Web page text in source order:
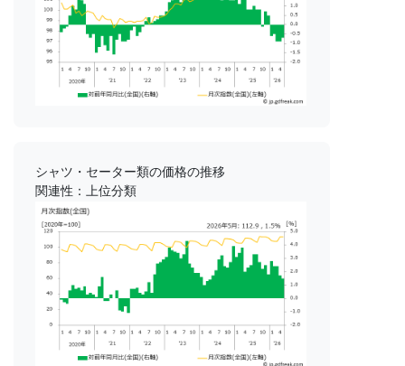
シャツ・セーター類の価格の推移
関連性：上位分類